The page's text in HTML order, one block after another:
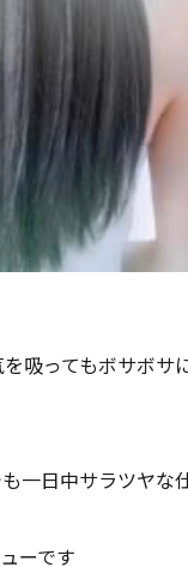
吸ってもボサボサ
一日中サラツヤな
ーです